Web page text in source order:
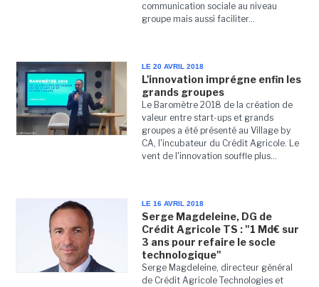
communication sociale au niveau
groupe mais aussi faciliter...
LE 20 AVRIL 2018
L'innovation imprégne enfin les
grands groupes
Le Baromètre 2018 de la création de
valeur entre start-ups et grands
groupes a été présenté au Village by
CA, l'incubateur du Crédit Agricole. Le
vent de l'innovation souffle plus...
LE 16 AVRIL 2018
Serge Magdeleine, DG de
Crédit Agricole TS : "1 Md€ sur
3 ans pour refaire le socle
technologique"
Serge Magdeleine, directeur général
de Crédit Agricole Technologies et